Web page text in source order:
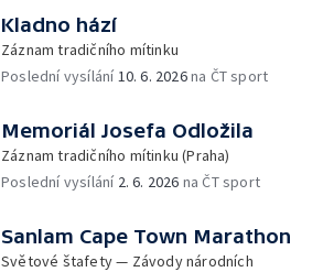
Kladno hází
Záznam tradičního mítinku
Poslední vysílání10. 6. 2026na ČT sport
Memoriál Josefa Odložila
Záznam tradičního mítinku (Praha)
Poslední vysílání 2. 6. 2026 na ČT sport
Sanlam Cape Town Marathon
Světové štafety — Závody národních